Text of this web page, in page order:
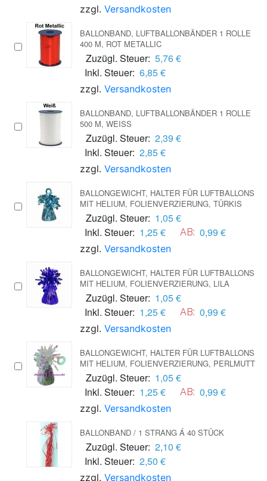
zzgl. Versandkosten
BALLONBAND, LUFTBALLONBÄNDER 1 ROLLE
400 M, ROT METALLIC
Zuzügl. Steuer: 5,76 €
Inkl. Steuer: 6,85 €
zzgl. Versandkosten
BALLONBAND, LUFTBALLONBÄNDER 1 ROLLE
500 M, WEISS
Zuzügl. Steuer: 2,39 €
Inkl. Steuer: 2,85 €
zzgl. Versandkosten
BALLONGEWICHT, HALTER FÜR LUFTBALLONS
MIT HELIUM, FOLIENVERZIERUNG, TÜRKIS
Zuzügl. Steuer: 1,05 €
Inkl. Steuer: 1,25 € AB: 0,99 €
zzgl. Versandkosten
BALLONGEWICHT, HALTER FÜR LUFTBALLONS
MIT HELIUM, FOLIENVERZIERUNG, LILA
Zuzügl. Steuer: 1,05 €
Inkl. Steuer: 1,25 € AB: 0,99 €
zzgl. Versandkosten
BALLONGEWICHT, HALTER FÜR LUFTBALLONS
MIT HELIUM, FOLIENVERZIERUNG, PERLMUTT
Zuzügl. Steuer: 1,05 €
Inkl. Steuer: 1,25 € AB: 0,99 €
zzgl. Versandkosten
BALLONBAND / 1 STRANG Á 40 STÜCK
Zuzügl. Steuer: 2,10 €
Inkl. Steuer: 2,50 €
zzgl. Versandkosten